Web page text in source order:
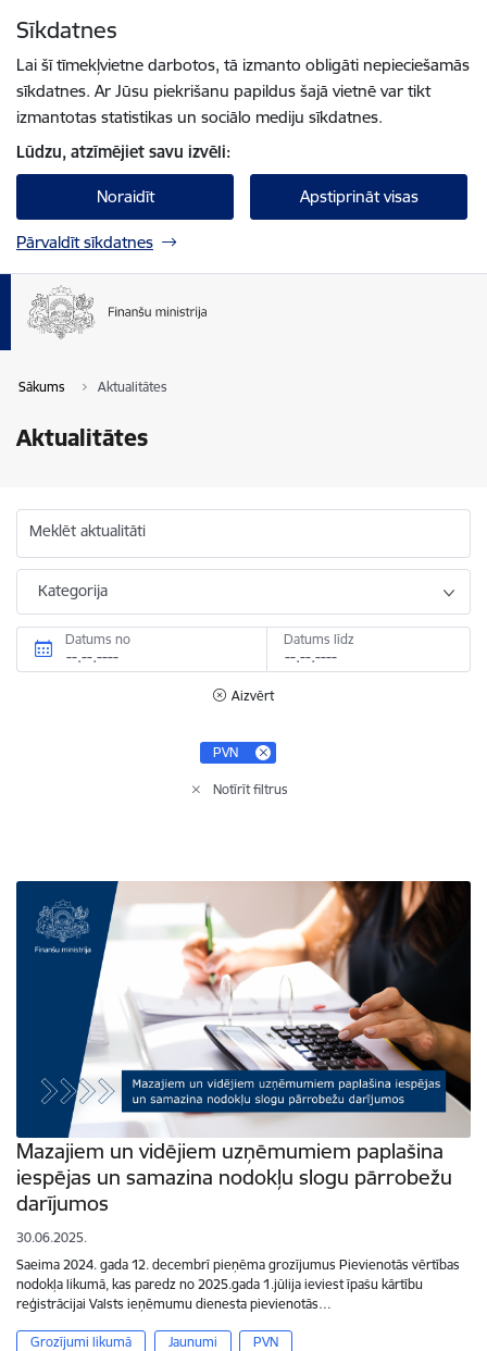
Sīkdatnes
Lai šī tīmekļvietne darbotos, tā izmanto obligāti nepieciešamās
sīkdatnes. Ar Jūsu piekrišanu papildus šajā vietnē var tikt
izmantotas statistikas un sociālo mediju sīkdatnes.
Lūdzu, atzīmējiet savu izvēli:
Noraidīt Apstiprināt visas
Pārvaldīt sīkdatnes
Sākums Aktualitātes
Aktualitātes
Meklēt aktualitāti
Kategorija
Datums no Datums līdz
Aizvērt
PVN
Notīrīt filtrus
Mazajiem un vidējiem uzņēmumiem paplašina
iespējas un samazina nodokļu slogu pārrobežu
darījumos
30.06.2025.
Saeima 2024. gada 12. decembrī pieņēma grozījumus Pievienotās vērtības
nodokļa likumā, kas paredz no 2025.gada 1.jūlija ieviest īpašu kārtību
reģistrācijai Valsts ieņēmumu dienesta pievienotās…
Grozījumi likumā Jaunumi PVN